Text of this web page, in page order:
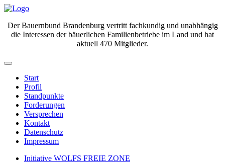
Der Bauernbund Brandenburg vertritt fachkundig und unabhängig
die Interessen der bäuerlichen Familienbetriebe im Land und hat
aktuell 470 Mitglieder.
Start
Profil
Standpunkte
Forderungen
Versprechen
Kontakt
Datenschutz
Impressum
Initiative WOLFS FREIE ZONE